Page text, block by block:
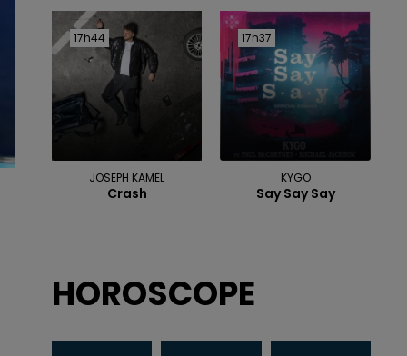
17h44
17h44
JOSEPH KAMEL
Crash
17h37
17h37
KYGO
Say Say Say
HOROSCOPE